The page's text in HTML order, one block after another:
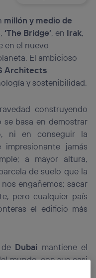
millón y medio de
‘The Bridge’, en Irak,
en el nuevo
El ambicioso
Architects
y sostenibilidad.
construyendo
se basa en demostrar
ni en conseguir la
jamás
a mayor altura,
de suelo que la
engañemos; sacar
pero cualquier país
el edificio más
Dubai mantiene el
mundo, con sus casi